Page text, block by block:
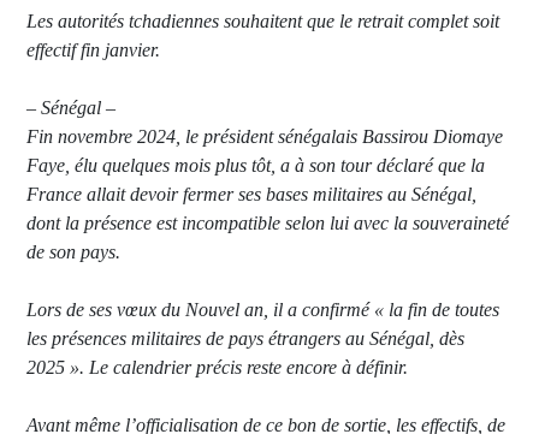
Les autorités tchadiennes souhaitent que le retrait complet soit
effectif fin janvier.
– Sénégal –
Fin novembre 2024, le président sénégalais Bassirou Diomaye
Faye, élu quelques mois plus tôt, a à son tour déclaré que la
France allait devoir fermer ses bases militaires au Sénégal,
dont la présence est incompatible selon lui avec la souveraineté
de son pays.
Lors de ses vœux du Nouvel an, il a confirmé « la fin de toutes
les présences militaires de pays étrangers au Sénégal, dès
2025 ». Le calendrier précis reste encore à définir.
Avant même l’officialisation de ce bon de sortie, les effectifs, de